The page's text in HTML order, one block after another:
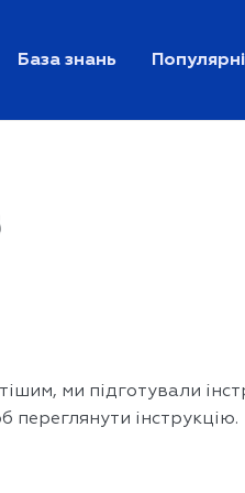
База знань
ми підготували
переглянути інструкцію.